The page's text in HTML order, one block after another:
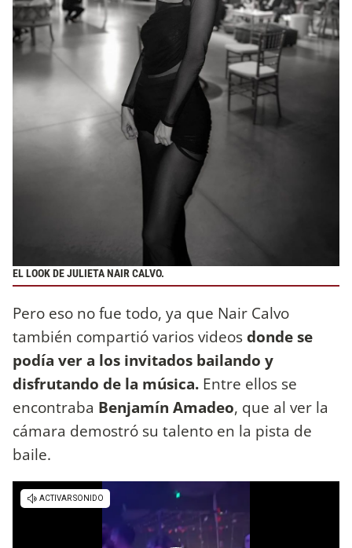
EL LOOK DE JULIETA NAIR CALVO.
Pero eso no fue todo, ya que Nair Calvo
también compartió varios videosdonde se
podía ver a los invitados bailando y
disfrutando de la música. Entre ellos se
encontraba Benjamín Amadeo, que al ver la
cámara demostró su talento en la pista de
baile.